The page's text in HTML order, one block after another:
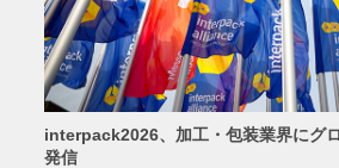
interpack2026、加工・包装業界にグ
発信